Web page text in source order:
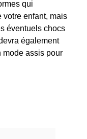
qui
votre enfant, mais
éventuels chocs
également
mode assis pour